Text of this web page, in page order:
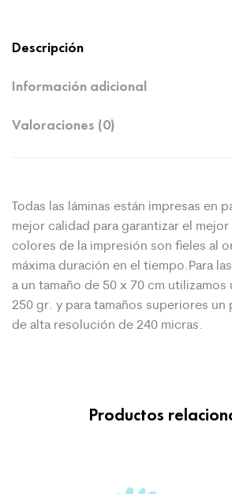
Descripción
Información adicional
Valoraciones (0)
Todas las láminas están impresas en
mejor calidad para garantizar el mejor
colores de la impresión son fieles al
máxima duración en el tiempo.Para
a un tamaño de 50 x 70 cm
250 gr. y para tamaños superiores
de alta resolución de 240 micras.
Productos